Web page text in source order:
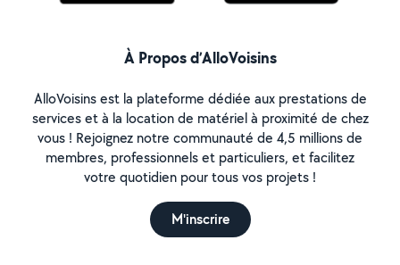
À Propos d’AlloVoisins
AlloVoisins est la plateforme dédiée aux prestations de
services et à la location de matériel à proximité de chez
vous ! Rejoignez notre communauté de 4,5 millions de
membres, professionnels et particuliers, et facilitez
votre quotidien pour tous vos projets !
M'inscrire